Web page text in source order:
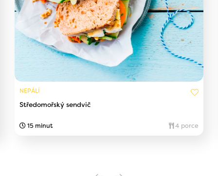
NEPÁLÍ
Středomořský sendvič
15 minut 4 porce